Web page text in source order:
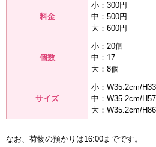
料金
小：300円
中：500円
大：600円
個数
小：20個
中：17
大：8個
サイズ
小：W35.2cm/
中：W35.2cm/
大：W35.2cm/
なお、荷物の預かりは16:00までです。